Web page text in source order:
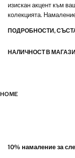
изискан акцент към
колекцията.
ПОДРОБНОСТИ,
НАЛИЧНОСТ В
HOME
10% намаление за